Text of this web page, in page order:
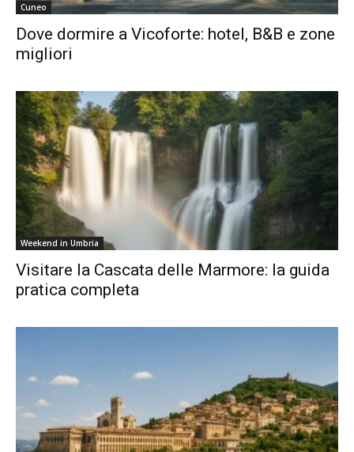
Cuneo
Dove dormire a Vicoforte: hotel, B&B e zone
migliori
Weekend in Umbria
Visitare la Cascata delle Marmore: la guida
pratica completa